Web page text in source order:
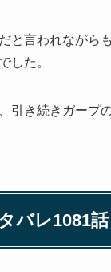
と言われながら
した。
引き続きガープ
バレ1081